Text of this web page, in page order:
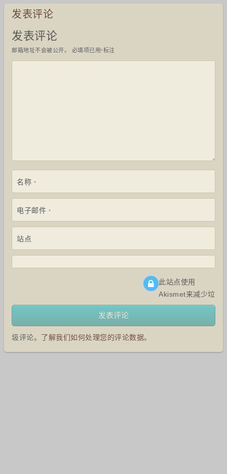
发表评论
发表评论
邮箱地址不会被公开。 必填项已用*标注
名称 *
电子邮件 *
站点
此站点使用
Akismet来减少垃
圾评论。 了解我们如何处理您的评论数据。